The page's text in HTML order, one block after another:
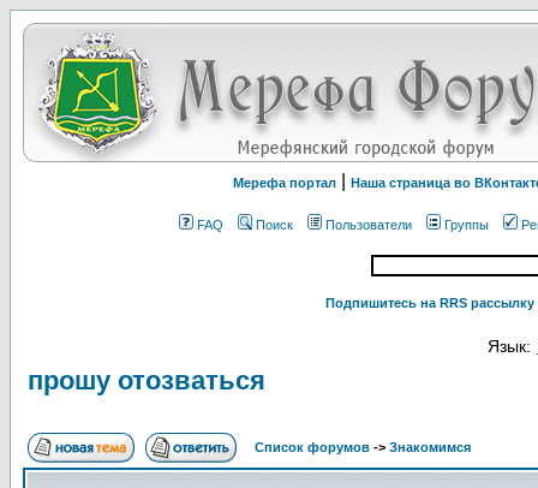
Мерефа портал Наша страница во
FAQ Поиск Пользователи Группы
Подпишитесь на RRS
Язык:
прошу отозваться
Список форумов -> Знакомимся